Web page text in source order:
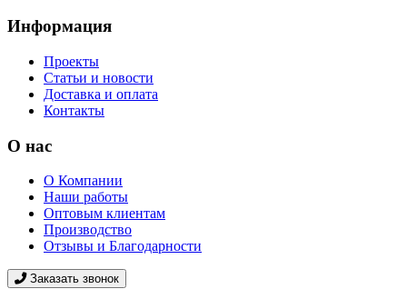
Информация
Проекты
Статьи и новости
Доставка и оплата
Контакты
О нас
О Компании
Наши работы
Оптовым клиентам
Производство
Отзывы и Благодарности
Заказать звонок